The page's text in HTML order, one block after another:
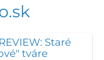
Staré
tváre